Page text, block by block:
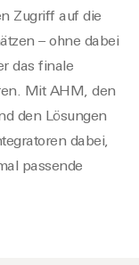
Zugriff auf die
– ohne dabei
das finale
Mit AHM, den
den Lösungen
dabei,
passende